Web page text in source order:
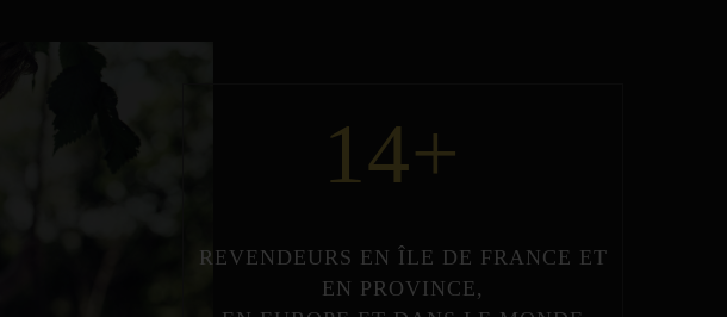
14+
REVENDEURS EN ÎLE DE FRANCE ET
EN PROVINCE,